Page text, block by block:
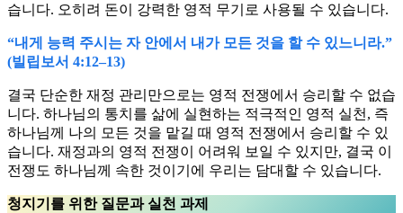
습니다. 오히려 돈이 강력한 영적 무기로 사용될 수 있습니다.
“내게 능력 주시는 자 안에서 내가 모든 것을 할 수 있느니라.”
(빌립보서 4:12–13)
결국 단순한 재정 관리만으로는 영적 전쟁에서 승리할 수 없습
니다. 하나님의 통치를 삶에 실현하는 적극적인 영적 실천, 즉
하나님께 나의 모든 것을 맡길 때 영적 전쟁에서 승리할 수 있
습니다. 재정과의 영적 전쟁이 어려워 보일 수 있지만, 결국 이
전쟁도 하나님께 속한 것이기에 우리는 담대할 수 있습니다.
청지기를 위한 질문과 실천 과제